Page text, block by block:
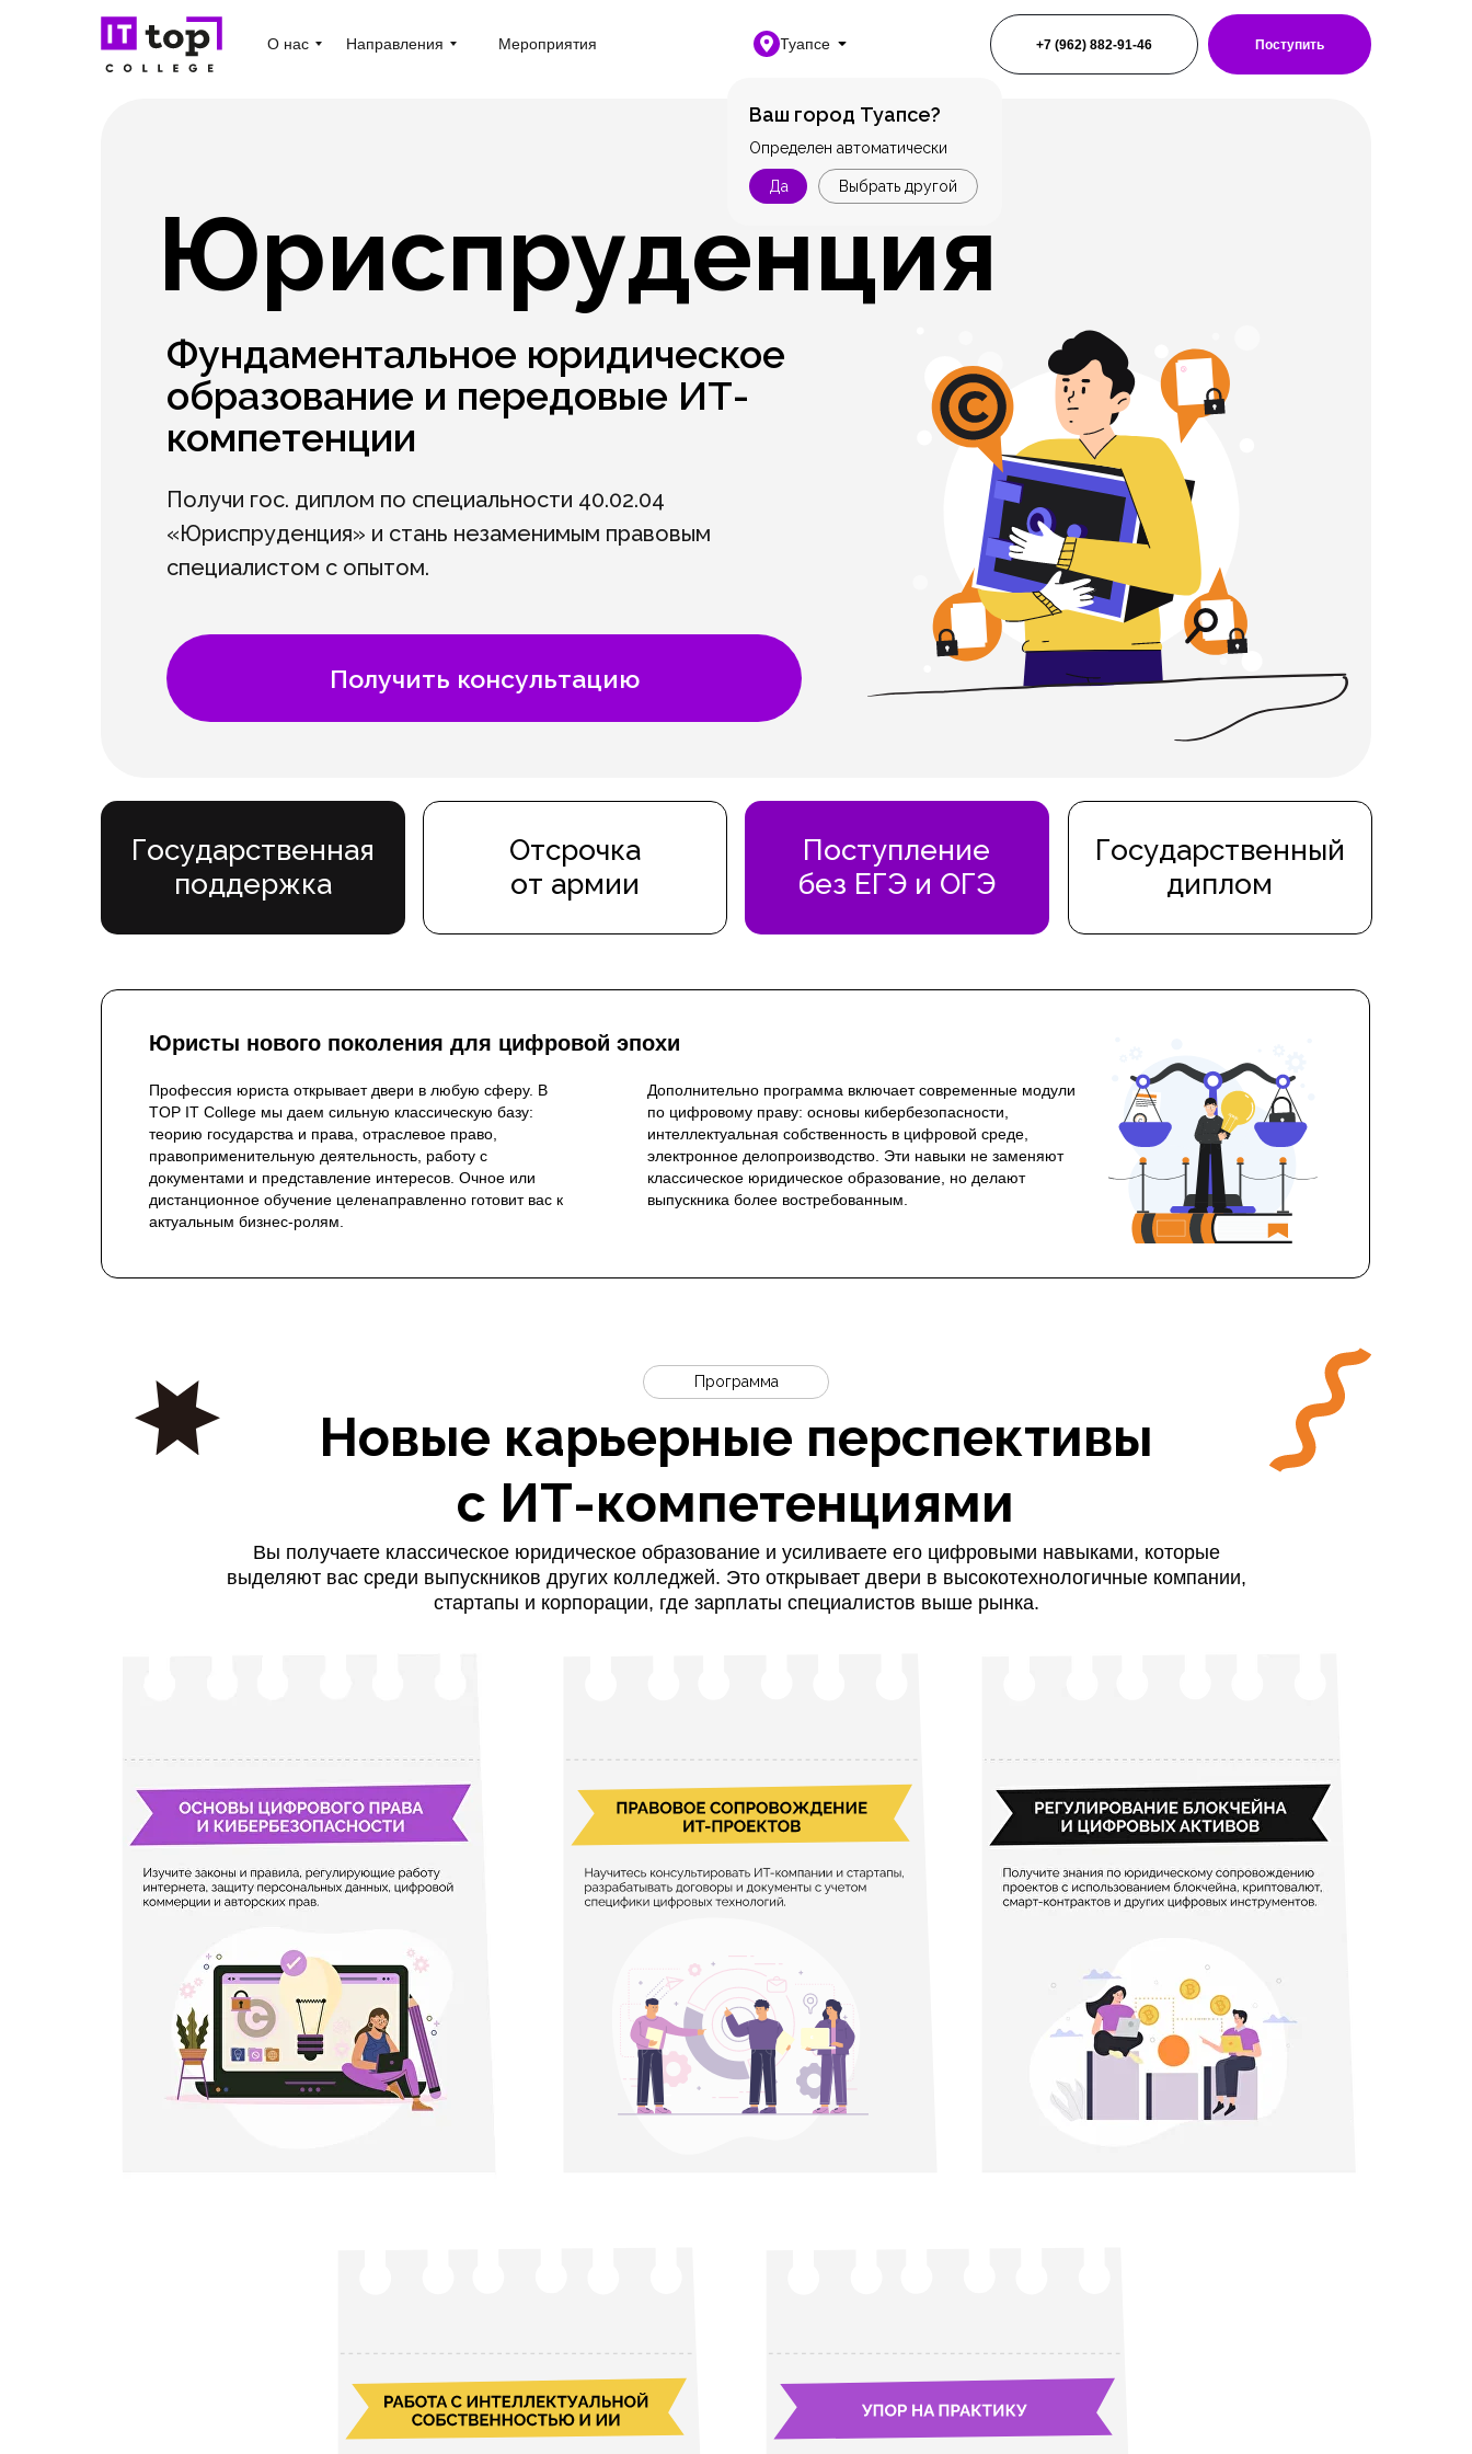
О нас Направления Мероприятия Туапсе +7 (962) 882-91-46 Поступить
Ваш город Туапсе?
Да Выбрать другой
Определен автоматически
Получи гос. диплом по специальности 40.02.04
«Юриспруденция» и стань незаменимым правовым
специалистом с опытом.
Фундаментальное юридическое
образование и передовые ИТ-
компетенции
Юриспруденция
Получить консультацию
Государственный
диплом
Отсрочка
от армии
Государственная
поддержка
Поступление
без ЕГЭ и ОГЭ
Юристы нового поколения для цифровой эпохи
Профессия юриста открывает двери в любую сферу. В
TOP IT College мы даем сильную классическую базу:
теорию государства и права, отраслевое право,
правоприменительную деятельность, работу с
документами и представление интересов. Очное или
дистанционное обучение целенаправленно готовит вас к
актуальным бизнес-ролям.
Дополнительно программа включает современные модули
по цифровому праву: основы кибербезопасности,
интеллектуальная собственность в цифровой среде,
электронное делопроизводство. Эти навыки не заменяют
классическое юридическое образование, но делают
выпускника более востребованным.
Новые карьерные перспективы
с ИТ-компетенциями
Программа
Вы получаете классическое юридическое образование и усиливаете его цифровыми навыками, которые
выделяют вас среди выпускников других колледжей. Это открывает двери в высокотехнологичные компании,
стартапы и корпорации, где зарплаты специалистов выше рынка.